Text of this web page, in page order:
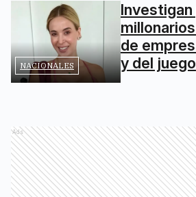
NACIONALES
Investigan
de
y del juego
Ads